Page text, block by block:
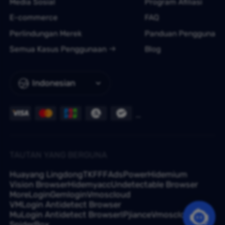
Indonesian
E-commerce
Perlindungan Merek
Semua Kasus Penggunaan
FAQ
Panduan Pengguna
Blog
Huayang Lingdong TKFFF AdsPowerHidemium
Vision BrowserHidemyaccUndetectable Browser
MoreLoginGemlogin Vmoscloud
VMLogin Antidetect Browser
MuLogin Antidetect BrowserIPjianceVmoscloud